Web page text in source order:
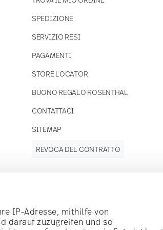
IP-Adresse, mithilfe von
darauf zuzugreifen und so
SPEDIZIONE
SERVIZIO RESI
PAGAMENTI
STORE LOCATOR
BUONO REGALO ROSENTHAL
CONTATTACI
SITEMAP
REVOCA DEL CONTRATTO